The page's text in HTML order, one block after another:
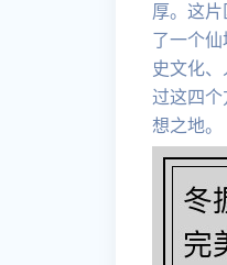
厚。这
了一个
史文化
过这四
想之地。